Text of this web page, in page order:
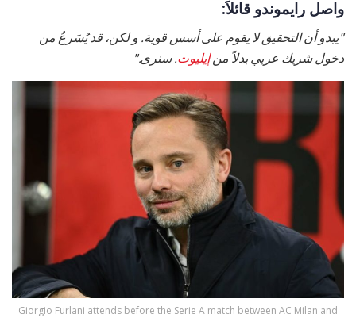
واصل رايموندو قائلاََ:
"يبدو أن التحقيق لا يقوم على أسس قوية. و لكن، قد يُسَرعُ من
دخول شريك عربي بدلاً منإيليوت. سنرى."
Giorgio Furlani attends before the Serie A match between AC Milan and